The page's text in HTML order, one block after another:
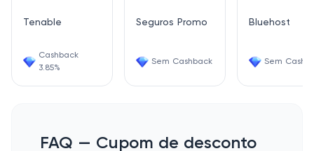
Tenable
Cashback
3.85%
Seguros Promo
Sem Cashback
Bluehost
Sem
FAQ — Cupom de desconto